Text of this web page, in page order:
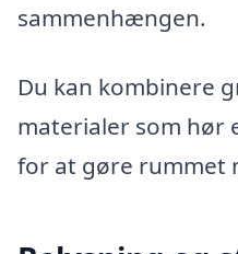
sammenhængen.
Du kan kombinere
materialer som hør
for at gøre rummet